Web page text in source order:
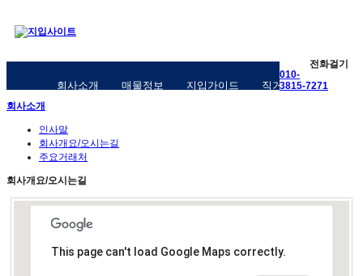
전화걸기
010-
3815-7271
회사소개 매물정보 지입가이드 직거래구인구직
회사소개
인사말
회사개요/오시는길
주요거래처
회사개요/오시는길
This page can't load Google Maps correctly.